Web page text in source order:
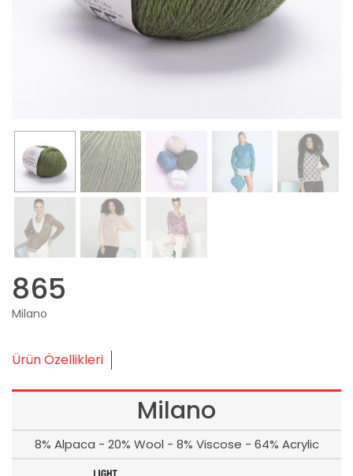
865
Milano
Ürün Özellikleri
Milano
8% Alpaca - 20% Wool - 8% Viscose - 64% Acrylic